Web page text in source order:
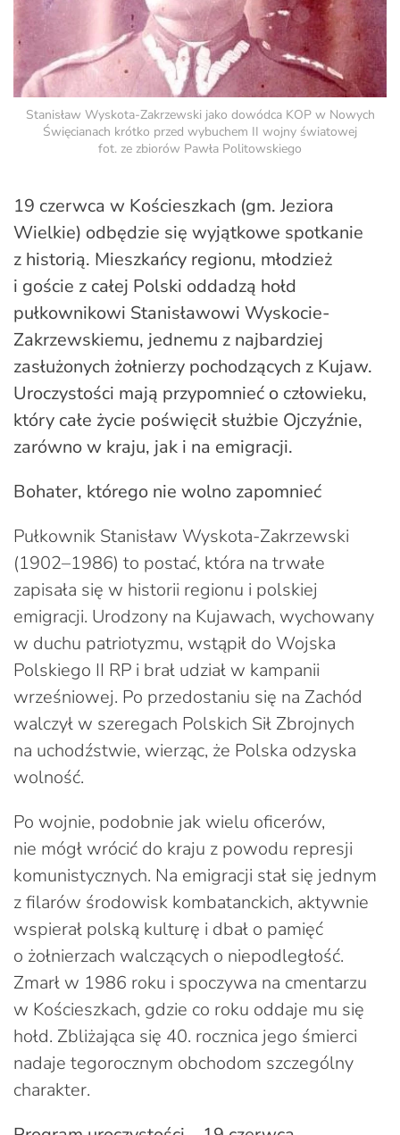
Stanisław Wyskota-Zakrzewski jako dowódca KOP w Nowych
Święcianach krótko przed wybuchem II wojny światowej
fot. ze zbiorów Pawła Politowskiego
19 czerwca w Kościeszkach (gm. Jeziora
Wielkie) odbędzie się wyjątkowe spotkanie
z historią. Mieszkańcy regionu, młodzież
i goście z całej Polski oddadzą hołd
pułkownikowi Stanisławowi Wyskocie-
Zakrzewskiemu, jednemu z najbardziej
zasłużonych żołnierzy pochodzących z Kujaw.
Uroczystości mają przypomnieć o człowieku,
który całe życie poświęcił służbie Ojczyźnie,
zarówno w kraju, jak i na emigracji.
Bohater, którego nie wolno zapomnieć
Pułkownik Stanisław Wyskota-Zakrzewski
(1902–1986) to postać, która na trwałe
zapisała się w historii regionu i polskiej
emigracji. Urodzony na Kujawach, wychowany
w duchu patriotyzmu, wstąpił do Wojska
Polskiego II RP i brał udział w kampanii
wrześniowej. Po przedostaniu się na Zachód
walczył w szeregach Polskich Sił Zbrojnych
na uchodźstwie, wierząc, że Polska odzyska
wolność.
Po wojnie, podobnie jak wielu oficerów,
nie mógł wrócić do kraju z powodu represji
komunistycznych. Na emigracji stał się jednym
z filarów środowisk kombatanckich, aktywnie
wspierał polską kulturę i dbał o pamięć
o żołnierzach walczących o niepodległość.
Zmarł w 1986 roku i spoczywa na cmentarzu
w Kościeszkach, gdzie co roku oddaje mu się
hołd. Zbliżająca się 40. rocznica jego śmierci
nadaje tegorocznym obchodom szczególny
charakter.